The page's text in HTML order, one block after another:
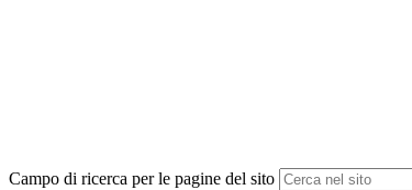
Campo di ricerca per le pagine del sito